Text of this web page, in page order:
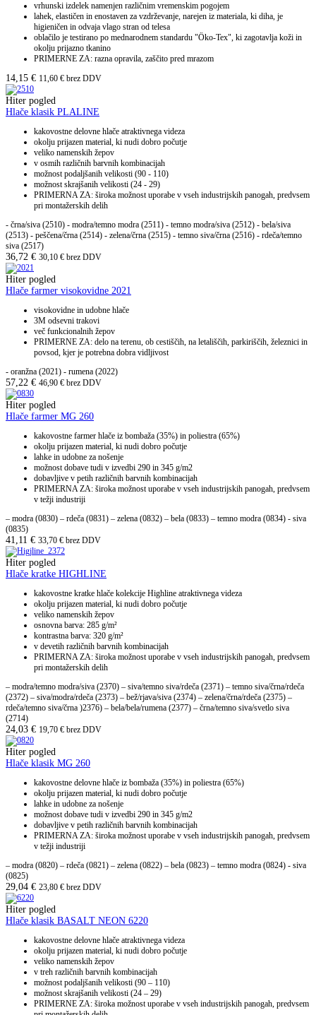
vrhunski izdelek namenjen različnim vremenskim pogojem
lahek, elastičen in enostaven za vzdrževanje, narejen iz materiala, ki diha, je
higieničen in odvaja vlago stran od telesa
oblačilo je testirano po mednarodnem standardu "Öko-Tex", ki zagotavlja koži in
okolju prijazno tkanino
PRIMERNE ZA: razna opravila, zaščito pred mrazom
14,15 € 11,60 € brez DDV
Hiter pogled
Hlače klasik PLALINE
kakovostne delovne hlače atraktivnega videza
okolju prijazen material, ki nudi dobro počutje
veliko namenskih žepov
v osmih različnih barvnih kombinacijah
možnost podaljšanih velikosti (90 - 110)
možnost skrajšanih velikosti (24 - 29)
PRIMERNA ZA: široka možnost uporabe v vseh industrijskih panogah, predvsem
pri montažerskih delih
- črna/siva (2510) - modra/temno modra (2511) - temno modra/siva (2512) - bela/siva
(2513) - peščena/črna (2514) - zelena/črna (2515) - temno siva/črna (2516) - rdeča/temno
siva (2517)
36,72 € 30,10 € brez DDV
Hiter pogled
Hlače farmer visokovidne 2021
visokovidne in udobne hlače
3M odsevni trakovi
več funkcionalnih žepov
PRIMERNE ZA: delo na terenu, ob cestiščih, na letališčih, parkiriščih, železnici in
povsod, kjer je potrebna dobra vidljivost
- oranžna (2021) - rumena (2022)
57,22 € 46,90 € brez DDV
Hiter pogled
Hlače farmer MG 260
kakovostne farmer hlače iz bombaža (35%) in poliestra (65%)
okolju prijazen material, ki nudi dobro počutje
lahke in udobne za nošenje
možnost dobave tudi v izvedbi 290 in 345 g/m2
dobavljive v petih različnih barvnih kombinacijah
PRIMERNA ZA: široka možnost uporabe v vseh industrijskih panogah, predvsem
v težji industriji
– modra (0830) – rdeča (0831) – zelena (0832) – bela (0833) – temno modra (0834) - siva
(0835)
41,11 € 33,70 € brez DDV
Hiter pogled
Hlače kratke HIGHLINE
kakovostne kratke hlače kolekcije Highline atraktivnega videza
okolju prijazen material, ki nudi dobro počutje
veliko namenskih žepov
osnovna barva: 285 g/m²
kontrastna barva: 320 g/m²
v devetih različnih barvnih kombinacijah
PRIMERNA ZA: široka možnost uporabe v vseh industrijskih panogah, predvsem
pri montažerskih delih
– modra/temno modra/siva (2370) – siva/temno siva/rdeča (2371) – temno siva/črna/rdeča
(2372) – siva/modra/rdeča (2373) – bež/rjava/siva (2374) – zelena/črna/rdeča (2375) –
rdeča/temno siva/črna )2376) – bela/bela/rumena (2377) – črna/temno siva/svetlo siva
(2714)
24,03 € 19,70 € brez DDV
Hiter pogled
Hlače klasik MG 260
kakovostne delovne hlače iz bombaža (35%) in poliestra (65%)
okolju prijazen material, ki nudi dobro počutje
lahke in udobne za nošenje
možnost dobave tudi v izvedbi 290 in 345 g/m2
dobavljive v petih različnih barvnih kombinacijah
PRIMERNA ZA: široka možnost uporabe v vseh industrijskih panogah, predvsem
v težji industriji
– modra (0820) – rdeča (0821) – zelena (0822) – bela (0823) – temno modra (0824) - siva
(0825)
29,04 € 23,80 € brez DDV
Hiter pogled
Hlače klasik BASALT NEON 6220
kakovostne delovne hlače atraktivnega videza
okolju prijazen material, ki nudi dobro počutje
veliko namenskih žepov
v treh različnih barvnih kombinacijah
možnost podaljšanih velikosti (90 – 110)
možnost skrajšanih velikosti (24 – 29)
PRIMERNE ZA: široka možnost uporabe v vseh industrijskih panogah, predvsem